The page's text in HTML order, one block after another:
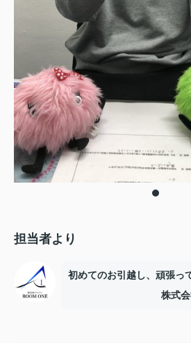
担当者より
初めてのお引越し、頑張っ
株式